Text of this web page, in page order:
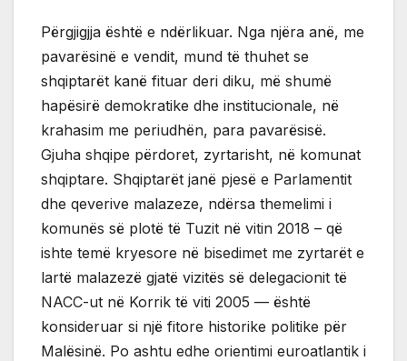
Përgjigjja është e ndërlikuar. Nga njëra anë, me
pavarësinë e vendit, mund të thuhet se
shqiptarët kanë fituar deri diku, më shumë
hapësirë demokratike dhe institucionale, në
krahasim me periudhën, para pavarësisë.
Gjuha shqipe përdoret, zyrtarisht, në komunat
shqiptare. Shqiptarët janë pjesë e Parlamentit
dhe qeverive malazeze, ndërsa themelimi i
komunës së plotë të Tuzit në vitin 2018 – që
ishte temë kryesore në bisedimet me zyrtarët e
lartë malazezë gjatë vizitës së delegacionit të
NACC-ut në Korrik të viti 2005 — është
konsideruar si një fitore historike politike për
Malësinë. Po ashtu edhe orientimi euroatlantik i